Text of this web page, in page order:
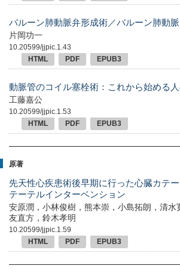
バルーン肺動脈弁形成術／バルーン肺動
片岡功一
10.20599/jjpic.1.43
HTML
PDF EPUB3
動脈管のコイル塞栓術：これから始める
工藤嘉公
10.20599/jjpic.1.53
HTML
PDF EPUB3
原著
先天性心疾患術後早期に行った心臓カテ
テーテルインターベンション
安原潤，小林俊樹，熊本崇，小島拓朗，清水
友直方，鈴木孝明
10.20599/jjpic.1.59
HTML
PDF EPUB3